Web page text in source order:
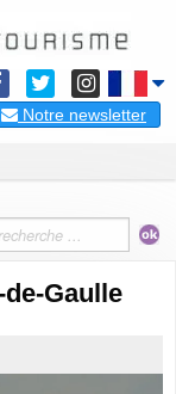
Notre newsletter
Gaulle